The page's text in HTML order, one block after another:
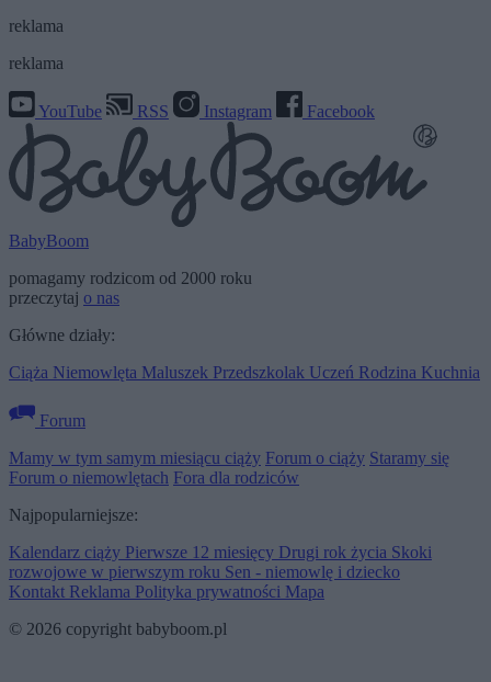
reklama
reklama
YouTube RSS Instagram Facebook
BabyBoom
pomagamy rodzicom od 2000 roku
przeczytaj o nas
Główne działy:
Ciąża Niemowlęta Maluszek Przedszkolak Uczeń Rodzina Kuchnia
Forum
Mamy w tym samym miesiącu ciąży Forum o ciąży Staramy się
Forum o niemowlętach Fora dla rodziców
Najpopularniejsze:
Kalendarz ciąży Pierwsze 12 miesięcy Drugi rok życia Skoki
rozwojowe w pierwszym roku Sen - niemowlę i dziecko
Kontakt Reklama Polityka prywatności Mapa
© 2026 copyright babyboom.pl